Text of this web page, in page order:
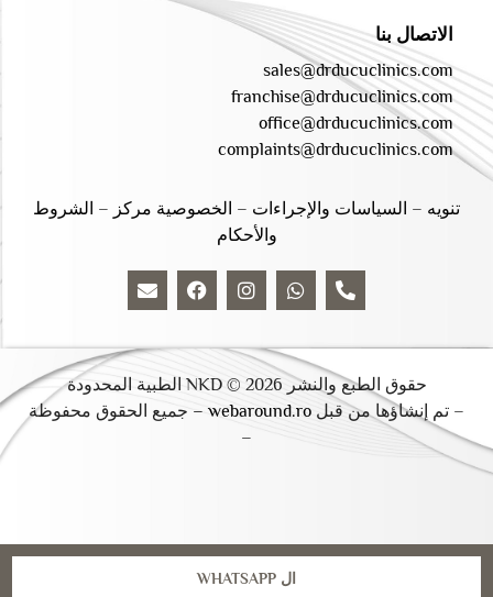
الاتصال بنا
sales@drducuclinics.com
franchise@drducuclinics.com
office@drducuclinics.com
complaints@drducuclinics.com
تنويه – السياسات والإجراءات – الخصوصية مركز – الشروط
والأحكام
حقوق الطبع والنشر 2026 © NKD الطبية المحدودة
– تم إنشاؤها من قبل webaround.ro –
جميع الحقوق محفوظة
–
ال WHATSAPP